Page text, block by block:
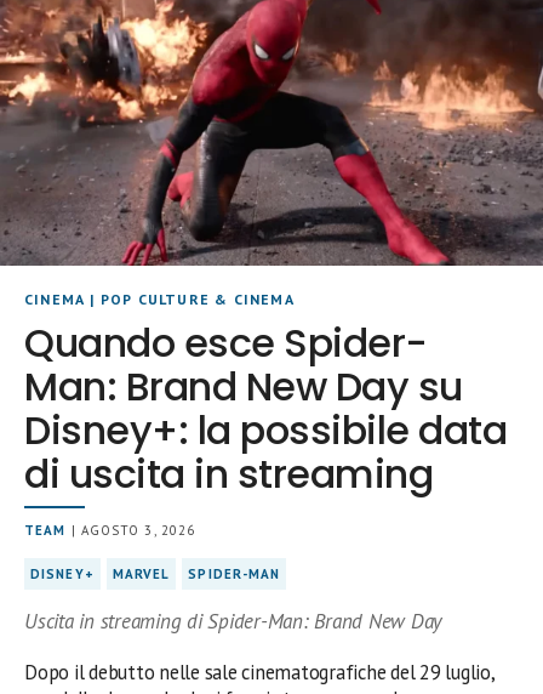
CINEMA | POP CULTURE & CINEMA
Quando esce Spider-
Man: Brand New Day su
Disney+: la possibile data
di uscita in streaming
TEAM | AGOSTO 3, 2026
DISNEY+ MARVEL SPIDER-MAN
Uscita in streaming di Spider-Man: Brand New Day
Dopo il debutto nelle sale cinematografiche del 29 luglio,